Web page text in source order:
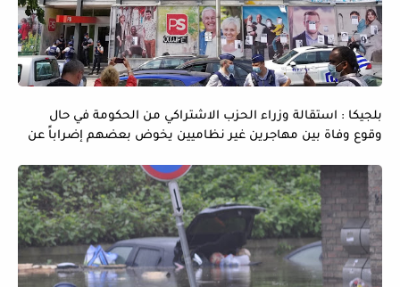
بلجيكا : استقالة وزراء الحزب الاشتراكي من الحكومة في حال
وقوع وفاة بين مهاجرين غير نظاميين يخوض بعضهم إضراباً عن